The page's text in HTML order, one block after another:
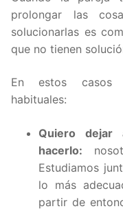
prolongar las
solucionarlas es
que no tienen
En estos casos
habituales:
Quiero
hacerlo:
Estudiamos
lo más
partir de